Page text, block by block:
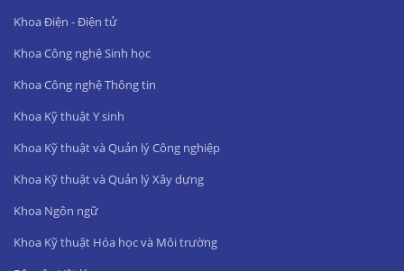
Khoa Điện - Điện tử
Khoa Công nghệ Sinh học
Khoa Công nghệ Thông tin
Khoa Kỹ thuật Y sinh
Khoa Kỹ thuật và Quản lý Công nghiệp
Khoa Kỹ thuật và Quản lý Xây dựng
Khoa Ngôn ngữ
Khoa Kỹ thuật Hóa học và Môi trường